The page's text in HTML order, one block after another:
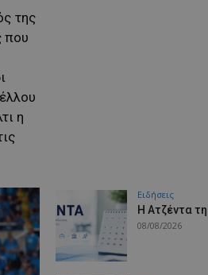
της
που
η
Ειδήσεις
Η Ατζέντα
08/08/2026